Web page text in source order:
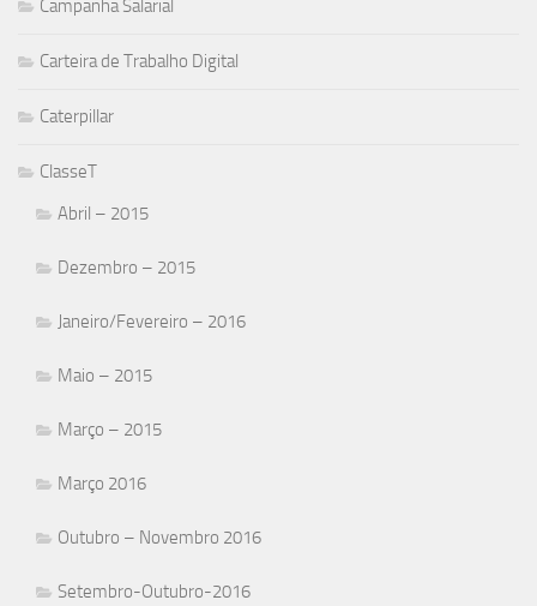
Campanha Salarial
Carteira de Trabalho Digital
Caterpillar
ClasseT
Abril – 2015
Dezembro – 2015
Janeiro/Fevereiro – 2016
Maio – 2015
Março – 2015
Março 2016
Outubro – Novembro 2016
Setembro-Outubro-2016